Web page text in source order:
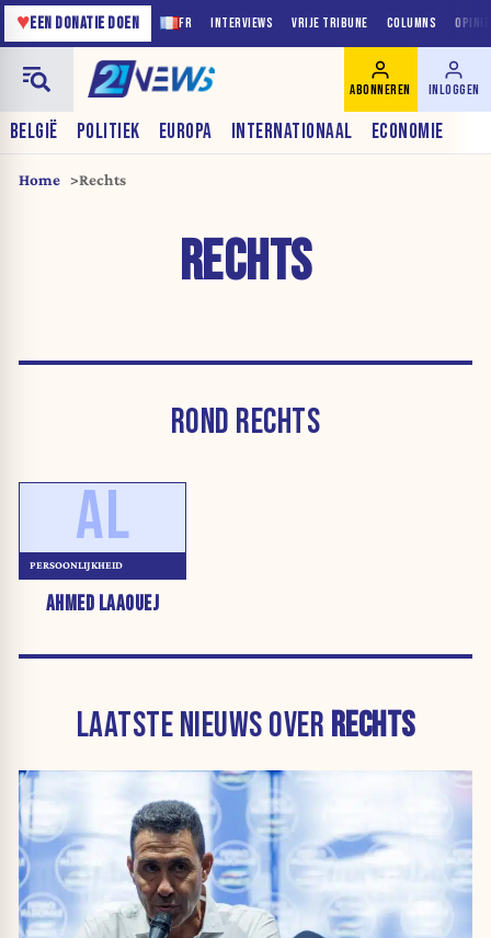
FR INTERVIEWS VRIJE TRIBUNE COLUMNS
♥EEN DONATIE DOEN
BELGIË POLITIEK EUROPA INTERNATIONAAL ECONOMIE
ABONNEREN INLOGGEN
Home Rechts
RECHTS
ROND RECHTS
AHMED LAAOUEJ
AL
PERSOONLIJKHEID
LAATSTE NIEUWS OVER RECHTS